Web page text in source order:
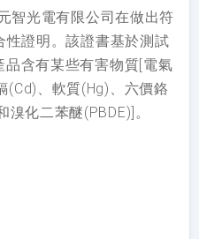
智光電有限公司在做出符
性證明。該證書基於測試
含有某些有害物質[電氣
(Cd)、軟質(Hg)、六價鉻
化二苯醚(PBDE)]。